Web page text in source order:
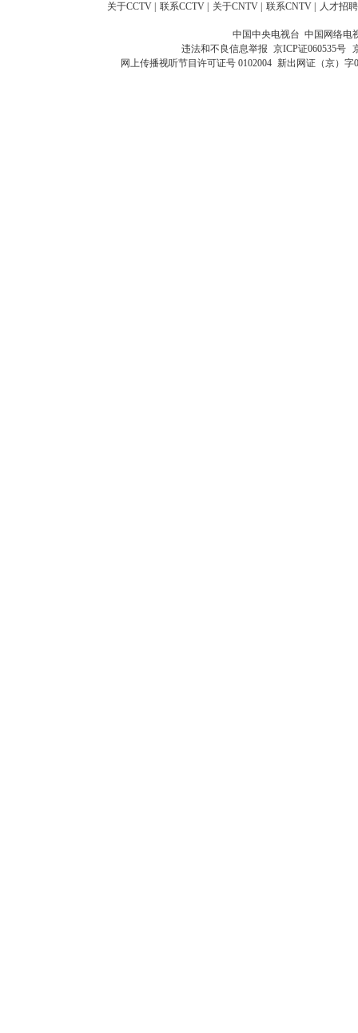
关于CCTV 联系CCTV 关于CNTV 联系CNTV 人才招聘
中国中央电视台 中国网络电
违法和不良信息举报 京ICP证060535号
网上传播视听节目许可证号 0102004 新出网证（京）